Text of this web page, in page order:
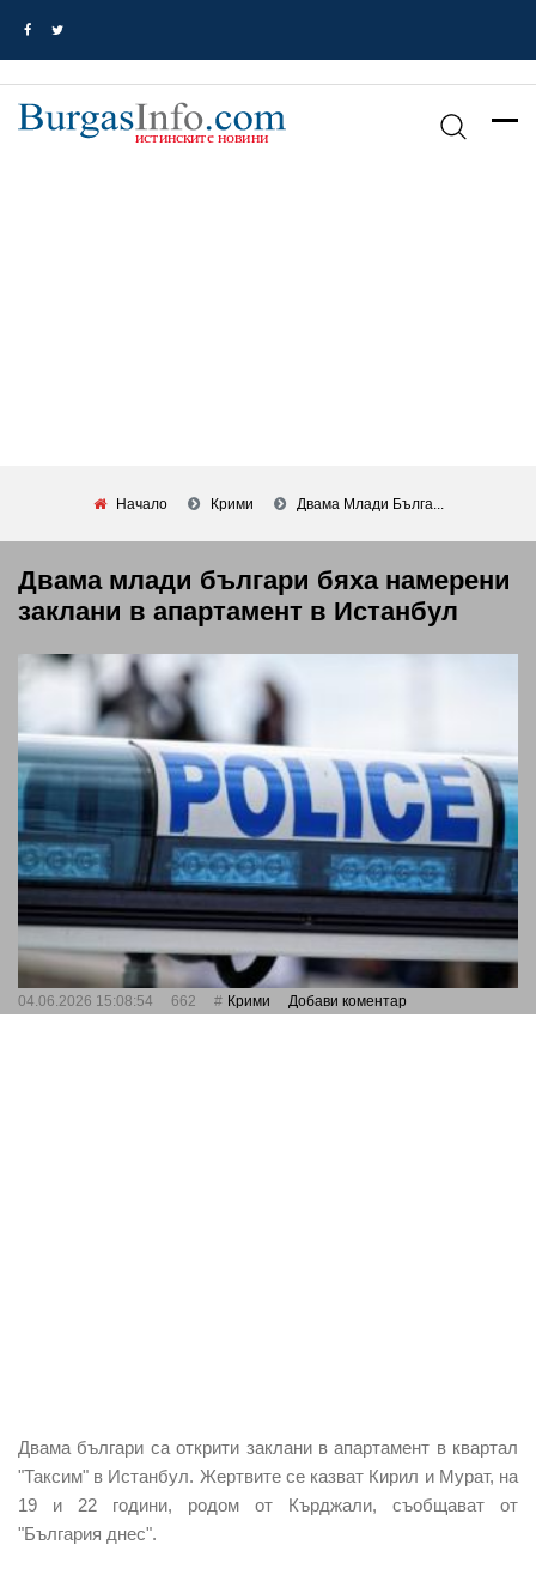
Начало Крими Двама Млади Бълга...
Двама млади българи бяха намерени
заклани в апартамент в Истанбул
04.06.2026 15:08:54 662 Крими Добави коментар
Двама българи са открити заклани в апартамент в квартал
"Таксим" в Истанбул. Жертвите се казват Кирил и Мурат, на
19 и 22 години, родом от Кърджали, съобщават от
"България днес".